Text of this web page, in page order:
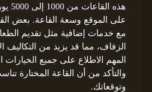
هذه
على الموقع وسعة القاعة. بعض
مع خدمات إضافية مثل تقديم
الزفاف، مما قد يزيد من التكاليف
المهم الاطلاع على جميع الخيارات
والتأكد من أن القاعة المختارة
وتوقعاتك.